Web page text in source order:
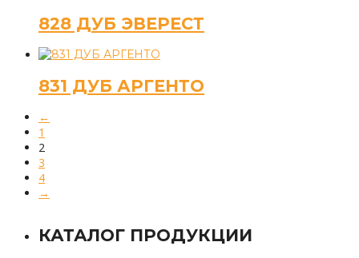
828 ДУБ ЭВЕРЕСТ
831 ДУБ АРГЕНТО
←
1
2
3
4
→
КАТАЛОГ ПРОДУКЦИИ